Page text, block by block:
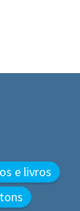
e livros